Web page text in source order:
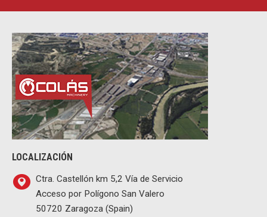
LOCALIZACIÓN
Ctra. Castellón km 5,2 Vía de Servicio
Acceso por Polígono San Valero
50720 Zaragoza (Spain)